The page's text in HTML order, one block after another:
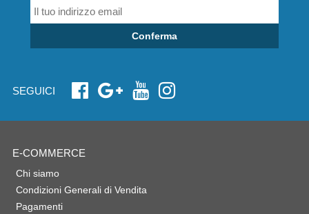
Conferma
SEGUICI
E-COMMERCE
Chi siamo
Condizioni Generali di Vendita
Pagamenti